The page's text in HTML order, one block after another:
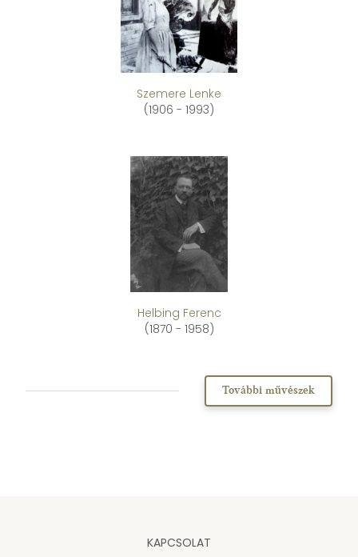
Szemere Lenke
(1906 - 1993)
Helbing Ferenc
(1870 - 1958)
További művészek
KAPCSOLAT